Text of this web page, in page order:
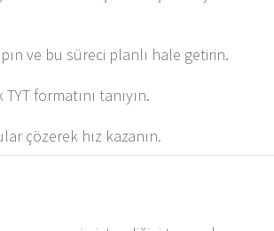
ve bu süreci planlı hale getirin.
formatını tanıyın.
çözerek hız kazanın.